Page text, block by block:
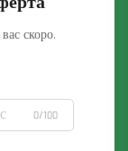
скоро.
0/100